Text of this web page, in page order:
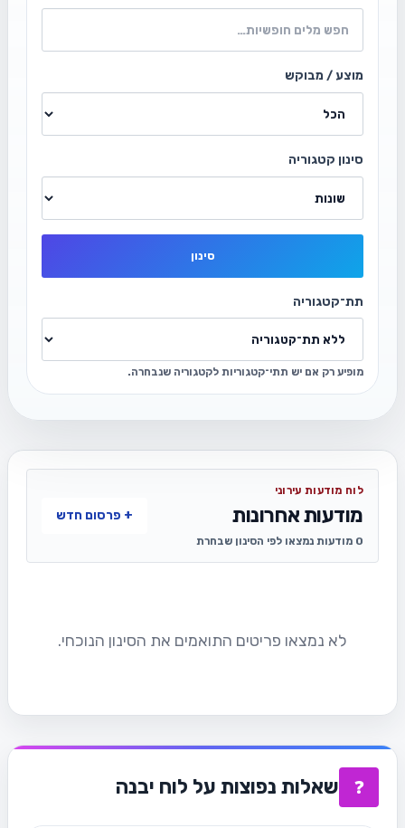
מוצע / מבוקש
סינון קטגוריה
סינון
תת־קטגוריה
מופיע רק אם יש תתי־קטגוריות לקטגוריה שנבחרה.
לוח מודעות עירוני
מודעות אחרונות
0 מודעות נמצאו לפי הסינון שבחרת
+ פרסום חדש
לא נמצאו פריטים התואמים את הסינון הנוכחי.
❓ שאלות נפוצות על לוח יבנה